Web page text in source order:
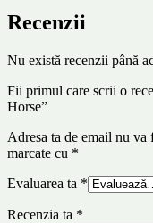
Recenzii
Nu există recenzii până
Fii primul care scrii o
Horse”
Adresa ta de email nu va
marcate cu *
Evaluarea ta *
Recenzia ta *